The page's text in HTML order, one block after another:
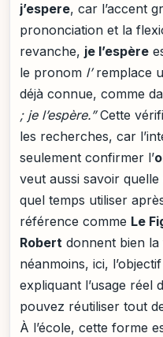
j’espere, car l’accent
prononciation et la
revanche, je l’espère
le pronom l’remplace
déjà connue, comme
; je l’espère.”Cette
les recherches, car
seulement confirmer l’
veut aussi savoir
quel temps utiliser
référence comme Le
Robert donnent bien
néanmoins, ici,
expliquant l’usage réel
pouvez réutiliser tout
À l’école, cette forme